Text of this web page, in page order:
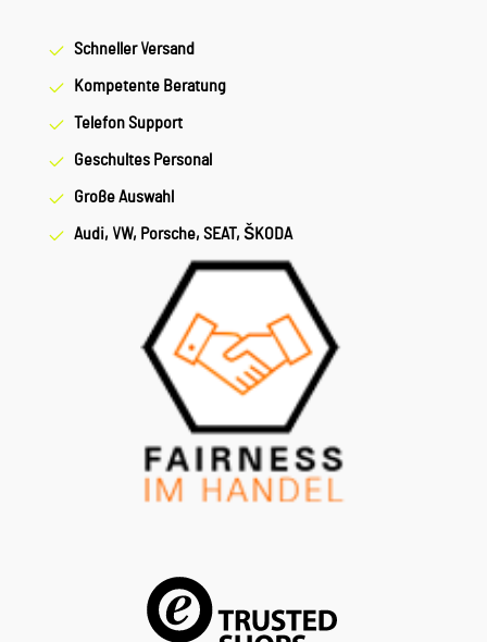
Schneller Versand
Kompetente Beratung
Telefon Support
Geschultes Personal
Große Auswahl
Audi, VW, Porsche, SEAT, ŠKODA